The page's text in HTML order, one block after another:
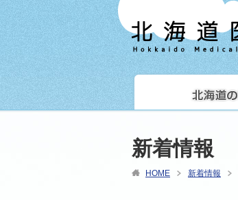
新着情報
HOME 新着情報